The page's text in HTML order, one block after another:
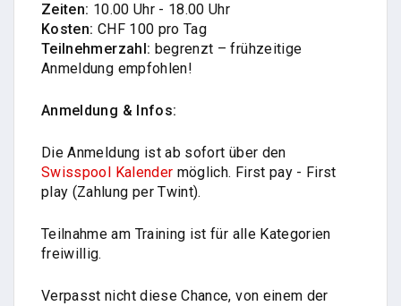
Zeiten: 10.00 Uhr - 18.00 Uhr
Kosten: CHF 100 pro Tag
Teilnehmerzahl: begrenzt – frühzeitige
Anmeldung empfohlen!
Anmeldung & Infos:
Die Anmeldung ist ab sofort über den
Swisspool Kalender möglich. First pay - First
play (Zahlung per Twint).
Teilnahme am Training ist für alle Kategorien
freiwillig.
Verpasst nicht diese Chance, von einem der